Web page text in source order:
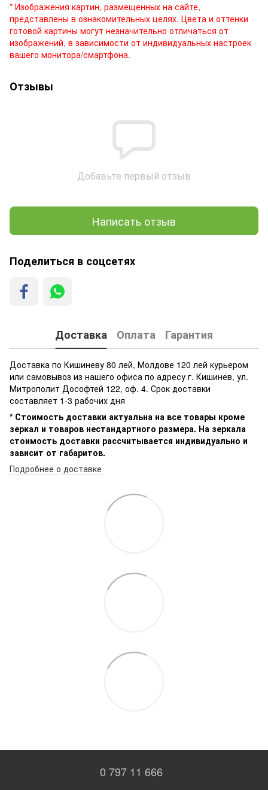
* Изображения картин, размещенных на сайте,
представлены в ознакомительных целях. Цвета и оттенки
готовой картины могут незначительно отличаться от
изображений, в зависимости от индивидуальных настроек
вашего монитора/смартфона.
Отзывы
Добавьте первый отзыв
Написать отзыв
Поделиться в соцсетях
Доставка Оплата Гарантия
Доставка по Кишиневу 80 лей, Молдове 120 лей курьером
или самовывоз из нашего офиса по адресу г. Кишинев, ул.
Митрополит Дософтей 122, оф. 4. Срок доставки
составляет 1-3 рабочих дня
* Стоимость доставки актуальна на все товары кроме
зеркал и товаров нестандартного размера. На зеркала
стоимость доставки рассчитывается индивидуально и
зависит от габаритов.
Подробнее о доставке
0 797 11 666